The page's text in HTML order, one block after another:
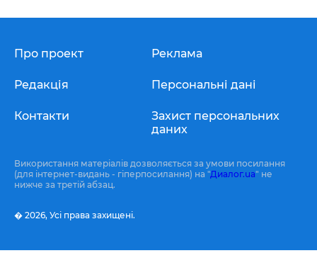
Про проект
Редакція
Контакти
Реклама
Персональні дані
Захист персональних
даних
Використання матеріалів дозволяється за умови посилання
(для інтернет-видань - гіперпосилання) на "Диалог.ua" не
нижче за третій абзац.
� 2026, Усі права захищені.